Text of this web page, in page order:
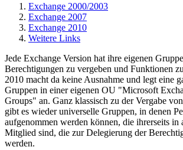
Exchange 2000/2003
Exchange 2007
Exchange 2010
Weitere Links
Jede Exchange Version hat ihre eigenen
Berechtigungen zu vergeben und Funktionen
2010 macht da keine Ausnahme und legt eine
Gruppen in einer eigenen OU "Microsoft
Groups" an. Ganz klassisch zu der Vergabe
gibt es wieder universelle Gruppen, in denen
aufgenommen werden können, die ihrerseits in
Mitglied sind, die zur Delegierung der
werden.